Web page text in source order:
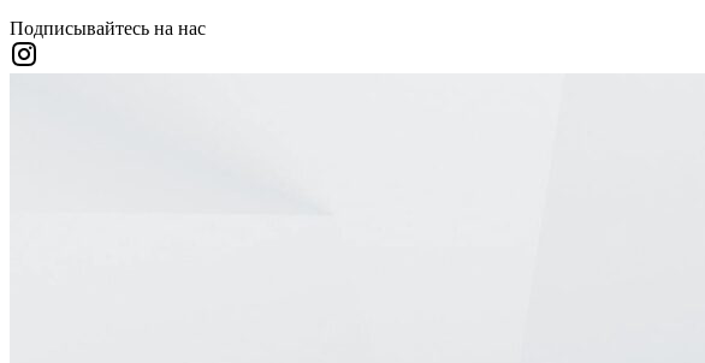
Подписывайтесь на нас